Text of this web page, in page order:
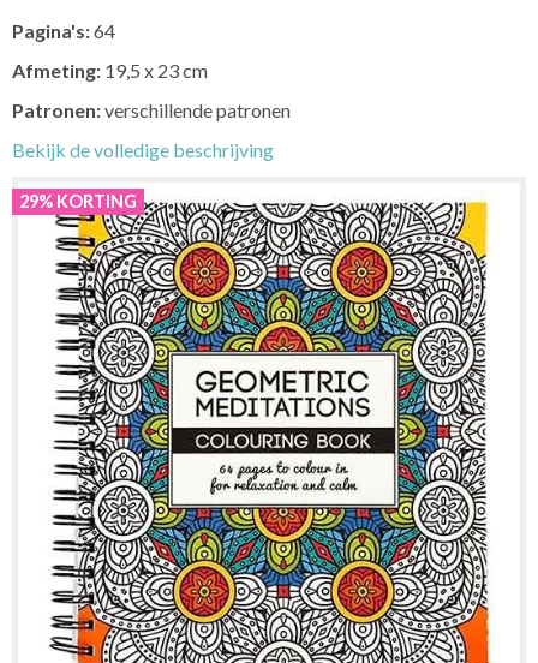
Pagina's:64
Afmeting: 19,5 x 23 cm
Patronen:verschillende patronen
Bekijk de volledige beschrijving
29% KORTING